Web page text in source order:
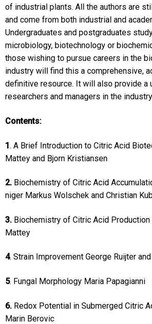
of industrial plants. All the authors are
and come from both industrial and
Undergraduates and postgraduates
microbiology, biotechnology or
those wishing to pursue careers in the
industry will find this a comprehensive,
definitive resource. It will also provide a
researchers and managers in the
Contents:
1. A Brief Introduction to Citric Acid
Mattey and Bjorn Kristiansen
2.Biochemistry of Citric Acid
niger Markus Wolschek and Christian
3.Biochemistry of Citric Acid Production
Mattey
4. Strain Improvement George Ruijter
5. Fungal Morphology Maria Papagianni
6.Redox Potential in Submerged Citric
Marin Berovic